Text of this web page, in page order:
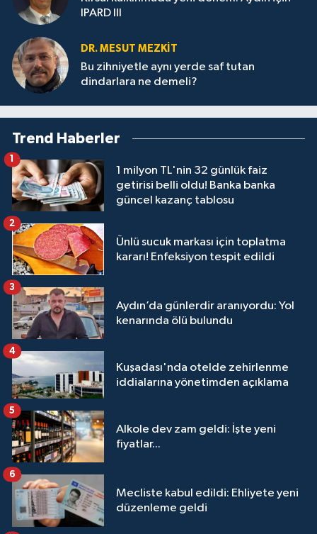
IPARD III
DR. MESUT MEZKIT
Bu zihniyetle aynı yerde saf tutan
dindarlara ne demeli?
Trend Haberler
1 milyon TL'nin 32 günlük faiz
getirisi belli oldu! Banka banka
güncel kazanç tablosu
1
Ünlü sucuk markası için toplatma
kararı! Enfeksiyon tespit edildi
2
Aydın’da günlerdir aranıyordu: Yol
kenarında ölü bulundu
3
Kuşadası'nda otelde zehirlenme
iddialarına yönetimden açıklama
4
Alkole dev zam geldi: İşte yeni
fiyatlar...
5
Mecliste kabul edildi: Ehliyete yeni
düzenleme geldi
6